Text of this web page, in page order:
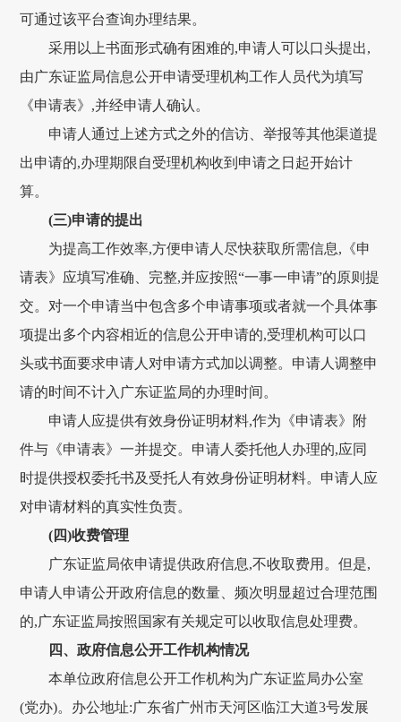
可通过该平台查询办理结果。
采用以上书面形式确有困难的,申请人可以口头提出,
由广东证监局信息公开申请受理机构工作人员代为填写
《申请表》,并经申请人确认。
申请人通过上述方式之外的信访、举报等其他渠道提
出申请的,办理期限自受理机构收到申请之日起开始计
算。
(三)申请的提出
为提高工作效率,方便申请人尽快获取所需信息,《申
请表》应填写准确、完整,并应按照“一事一申请”的原则提
交。对一个申请当中包含多个申请事项或者就一个具体事
项提出多个内容相近的信息公开申请的,受理机构可以口
头或书面要求申请人对申请方式加以调整。申请人调整申
请的时间不计入广东证监局的办理时间。
申请人应提供有效身份证明材料,作为《申请表》附
件与《申请表》一并提交。申请人委托他人办理的,应同
时提供授权委托书及受托人有效身份证明材料。申请人应
对申请材料的真实性负责。
(四)收费管理
广东证监局依申请提供政府信息,不收取费用。但是,
申请人申请公开政府信息的数量、频次明显超过合理范围
的,广东证监局按照国家有关规定可以收取信息处理费。
四、政府信息公开工作机构情况
本单位政府信息公开工作机构为广东证监局办公室
(党办)。 办公地址:广东省广州市天河区临江大道3号发展